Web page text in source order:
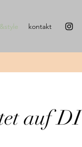
kontakt
auf